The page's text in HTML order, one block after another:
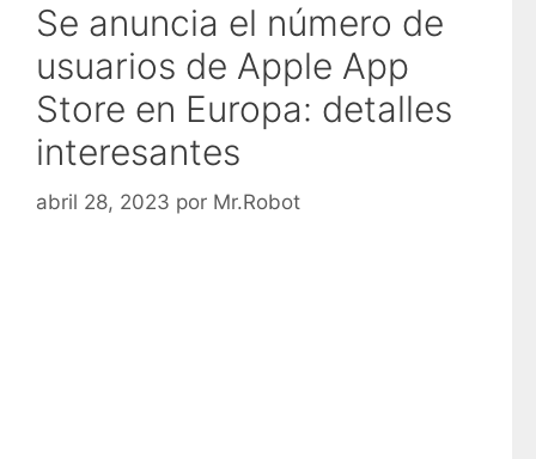
Se anuncia el número de
usuarios de Apple App
Store en Europa: detalles
interesantes
abril 28, 2023 por Mr.Robot